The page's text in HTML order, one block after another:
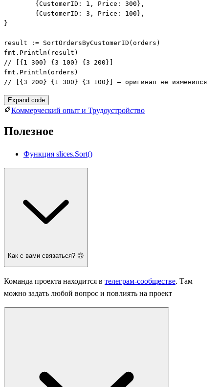
}
result := SortOrdersByCustomerID(orders)
fmt.Println(result)
// [{1 300} {3 100} {3 200}]
fmt.Println(orders)
// [{3 200} {1 300} {3 100}] — оригинал не изменился
Expand code
Коммерческий опыт и Трудоустройство
Полезное
Функция slices.Sort()
Как с вами связаться? 🙃
Команда проекта находится в телеграм-сообществе. Там
можно задать любой вопрос и повлиять на проект